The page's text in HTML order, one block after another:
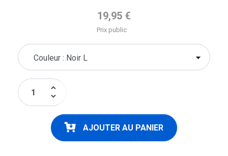
Prix de base
19,95 €
Prix public
keyboard_arrow_up
keyboard_arrow_down
AJOUTER AU PANIER